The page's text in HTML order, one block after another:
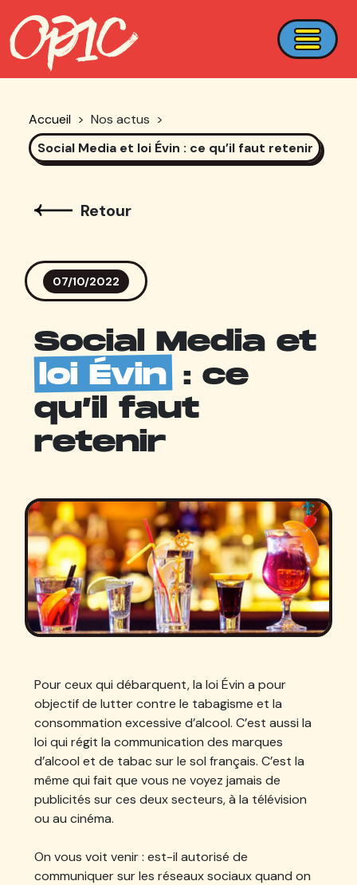
Accueil > Nos actus >
Social Media et loi Évin : ce qu’il faut retenir
Retour
07/10/2022
Social Media et
loi Évin: ce
qu’il faut
retenir
Pour ceux qui débarquent, la loi Évin a pour
objectif de lutter contre le tabagisme et la
consommation excessive d’alcool. C’est aussi la
loi qui régit la communication des marques
d’alcool et de tabac sur le sol français. C’est la
même qui fait que vous ne voyez jamais de
publicités sur ces deux secteurs, à la télévision
ou au cinéma.
On vous voit venir : est-il autorisé de
communiquer sur les réseaux sociaux quand on